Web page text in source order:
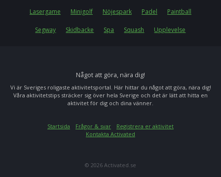
Lasergame Minigolf Nöjespark Padel Paintball
Segway Skidbacke Spa Squash Upplevelse
Något att göra, nära dig!
Vi är Sveriges roligaste aktivitetsportal. Här hittar du något att göra, nära dig!
Våra aktivitetstips sträcker sig över hela Sverige och det är lätt att hitta en
aktivitet för dig och dina vänner.
Startsida Frågor & svar
Registrera er aktivitet
Kontakta Activated
© 2026 Activated.se